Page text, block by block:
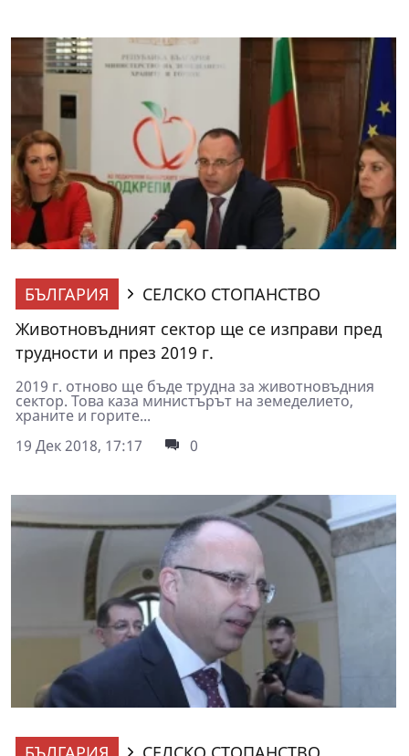
БЪЛГАРИЯ
СЕЛСКО СТОПАНСТВО
Животновъдният сектор ще се изправи пред
трудности и през 2019 г.
2019 г. отново ще бъде трудна за животновъдния
сектор. Това каза министърът на земеделието,
храните и горите...
19 Дек 2018, 17:17
0